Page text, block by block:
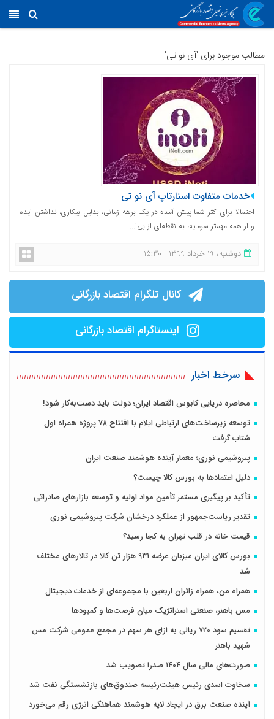
مطالب موجود برای 'آی نو تی'
خدمات متفاوت استارتاپ آی نو تی
​احتمالا برای اکثر شما پیش آمده در یک برهه زمانی، بدلیل بیکاری، نداشتن ایده
و از همه مهم‌تر سرمایه، به نقطه‌‌‌ای از بی‌ا...
دوشنبه، 19 خرداد 1399 - 15:30
کانال تلگرام اقتصاد بازرگانی
اینستاگرام اقتصاد بازرگانی
سرخط اخبار
محاصره دریایی کابوس اقتصاد ایران؛ دولت باید دست‌به‌کار شود!
توسعه زیرساخت‌های ارتباطی ایلام با افتتاح ۷۸ پروژه همراه اول
شتاب گرفت
پتروشیمی نوری؛ معمار آینده هوشمند صنعت ایران
دلیل اعتمادها به بورس کالا چیست؟
تأکید بر پیگیری مستمر تأمین مواد اولیه و توسعه بازارهای صادراتی
تقدیر ریاست‌جمهور از عملکرد درخشان شرکت پتروشیمی نوری
قیمت خانه در قلب تهران به کجا رسید؟
بورس کالای ایران میزبان عرضه ۹۳۱ هزار تن کالا در تالارهای مختلف
شد
همراه من، همراه زائران اربعین با مجموعه‌ای از خدمات دیجیتال
مس باهنر، صنعتی استراتژیک میان فرصت‌ها و کمبودها
تقسیم سود 720 ریالی به ازای هر سهم در مجمع عمومی شرکت مس
شهید باهنر
صورت‌های مالی سال ۱۴۰۴ صدرا تصویب شد
سخاوت اسدی رئیس هیئت‌رئیسه صندوق‌های بازنشستگی نفت شد
آینده صنعت برق در ایجاد لایه هوشمند هماهنگی انرژی رقم می‌خورد